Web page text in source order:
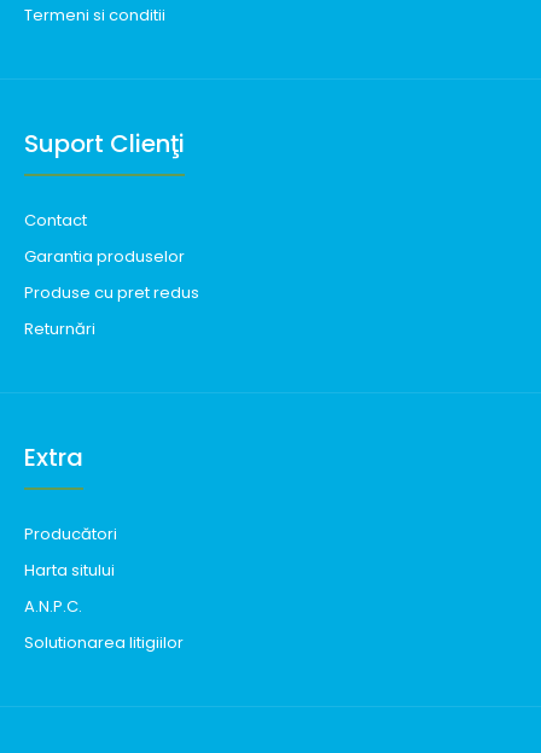
Termeni si conditii
Suport Clienţi
Contact
Garantia produselor
Produse cu pret redus
Returnări
Extra
Producători
Harta sitului
A.N.P.C.
Solutionarea litigiilor